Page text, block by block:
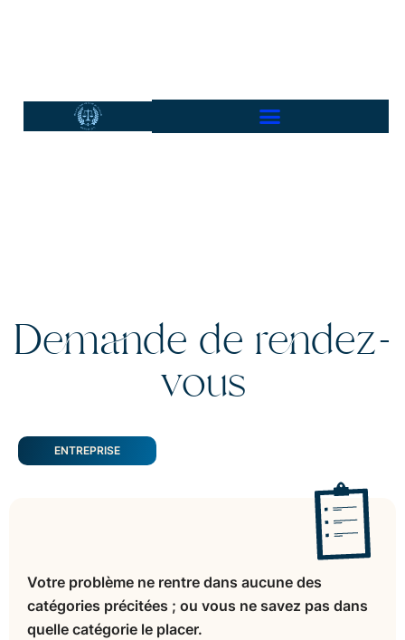
Demande de rendez-
vous
ENTREPRISE
Votre problème ne rentre dans aucune des
catégories précitées ; ou vous ne savez pas dans
quelle catégorie le placer.